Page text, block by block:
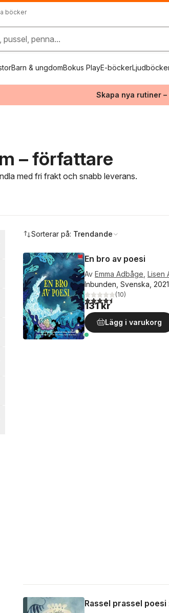
böcker
pussel, penna...
Barn & ungdomBokus PlayE-böcker
Skapa nya rutiner
– författare
med fri frakt och snabb leverans.
Sorterar på: Trendande
En bro av poesi
Av Emma Adbåge Lisen
Inbunden, Svenska,
4,5utav 5 stjärnor. Totalt
(10)
131 kr
Lägg i varukorg
Rassel prassel